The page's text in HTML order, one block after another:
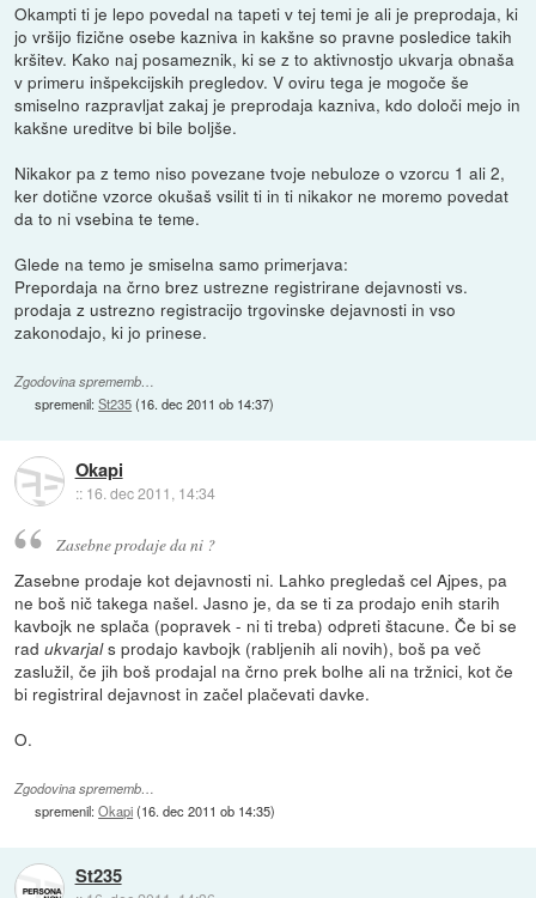
Okampti ti je lepo povedal na tapeti v tej temi je ali je preprodaja, ki
jo vršijo fizične osebe kazniva in kakšne so pravne posledice takih
kršitev. Kako naj posameznik, ki se z to aktivnostjo ukvarja obnaša
v primeru inšpekcijskih pregledov. V oviru tega je mogoče še
smiselno razpravljat zakaj je preprodaja kazniva, kdo določi mejo in
kakšne ureditve bi bile boljše.
Nikakor pa z temo niso povezane tvoje nebuloze o vzorcu 1 ali 2,
ker dotične vzorce okušaš vsilit ti in ti nikakor ne moremo povedat
da to ni vsebina te teme.
Glede na temo je smiselna samo primerjava:
Prepordaja na črno brez ustrezne registrirane dejavnosti vs.
prodaja z ustrezno registracijo trgovinske dejavnosti in vso
zakonodajo, ki jo prinese.
Zgodovina sprememb…
spremenil:St235(16. dec 2011 ob 14:37)
Okapi
:: 16. dec 2011, 14:34
Zasebne prodaje da ni ?
Zasebne prodaje kot dejavnosti ni. Lahko pregledaš cel Ajpes, pa
ne boš nič takega našel. Jasno je, da se ti za prodajo enih starih
kavbojk ne splača (popravek - ni ti treba) odpreti štacune. Če bi se
radukvarjals prodajo kavbojk (rabljenih ali novih), boš pa več
zaslužil, če jih boš prodajal na črno prek bolhe ali na tržnici, kot če
bi registriral dejavnost in začel plačevati davke.
O.
Zgodovina sprememb…
spremenil:Okapi(16. dec 2011 ob 14:35)
St235